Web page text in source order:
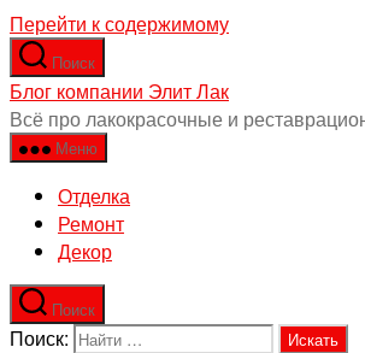
Перейти к содержимому
Поиск
Блог компании Элит Лак
Всё про лакокрасочные и
Меню
Отделка
Ремонт
Декор
Поиск
Поиск: